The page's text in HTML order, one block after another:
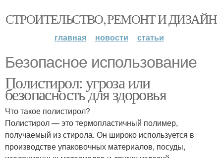
СТРОИТЕЛЬСТВО, РЕМОНТ И ДИЗАЙН
главная новости статьи
Безопасное использование
Полистирол: угроза или
безопасность для здоровья
Что такое полистирол?
Полистирол — это термопластичный полимер,
получаемый из стирола. Он широко используется в
производстве упаковочных материалов, посуды,